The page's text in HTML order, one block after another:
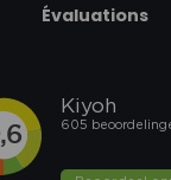
Évaluations